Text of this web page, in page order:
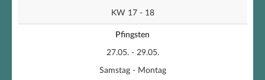
KW 17 - 18
Pfingsten
27.05. - 29.05.
Samstag - Montag